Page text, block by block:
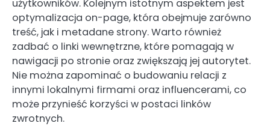
użytkowników. Kolejnym istotnym aspektem jest
optymalizacja on-page, która obejmuje zarówno
treść, jak i metadane strony. Warto również
zadbać o linki wewnętrzne, które pomagają w
nawigacji po stronie oraz zwiększają jej autorytet.
Nie można zapominać o budowaniu relacji z
innymi lokalnymi firmami oraz influencerami, co
może przynieść korzyści w postaci linków
zwrotnych.